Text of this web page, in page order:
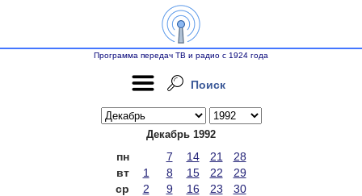
Программа передач ТВ и радио с 1924 года
Поиск
Декабрь 1992
пн 7 14 21
28
вт
1 8 15 22
29
ср
2 9 16 23
30